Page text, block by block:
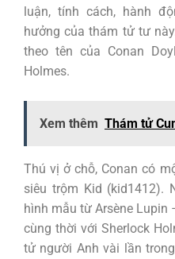
luận, tính cách, hành
hưởng của thám tử tư
theo tên của Conan
Holmes.
Xem thêm Thám tử
Thú vị ở chỗ, Conan có
siêu trộm Kid (kid1412).
hình mẫu từ Arsène
cùng thời với Sherlock
tử người Anh vài lần